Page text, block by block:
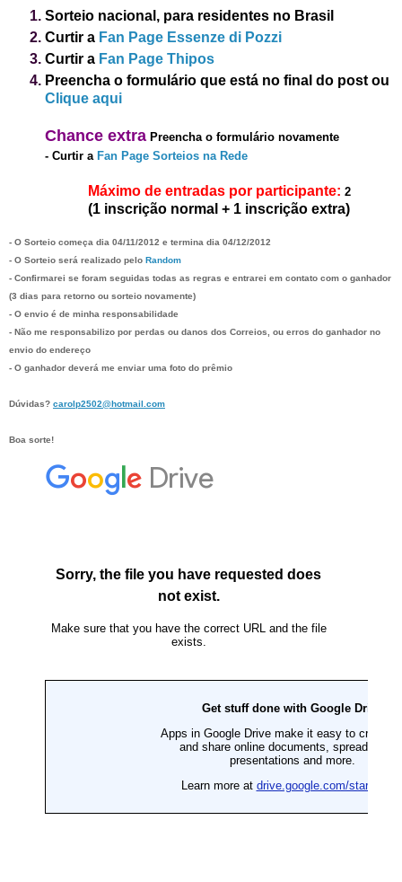
Sorteio nacional, para residentes no Brasil
Curtir a Fan Page Essenze di Pozzi
Curtir a Fan Page Thipos
Preencha o formulário que está no final do post ou
Clique aqui
Chance extra Preencha o formulário novamente
- Curtir a Fan Page Sorteios na Rede
Máximo de entradas por participante: 2
(1 inscrição normal + 1 inscrição extra)
- O Sorteio começa dia 04/11/2012 e termina dia 04/12/2012
- O Sorteio será realizado pelo Random
- Confirmarei se foram seguidas todas as regras e entrarei em contato com o ganhador
(3 dias para retorno ou sorteio novamente)
- O envio é de minha responsabilidade
- Não me responsabilizo por perdas ou danos dos Correios, ou erros do ganhador no
envio do endereço
- O ganhador deverá me enviar uma foto do prêmio
Dúvidas? carolp2502@hotmail.com
Boa sorte!